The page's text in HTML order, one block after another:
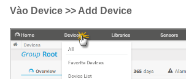
Vào Device >> Add Device